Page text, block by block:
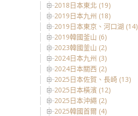
2018日本東北 (19)
2019日本九州 (18)
2019日本東京、河口湖 (14)
2019韓國釜山 (6)
2023韓國釜山 (2)
2024日本九州 (3)
2024日本關西 (2)
2025日本佐賀、長崎 (13)
2025日本橫濱 (12)
2025日本沖繩 (2)
2025韓國首爾 (4)